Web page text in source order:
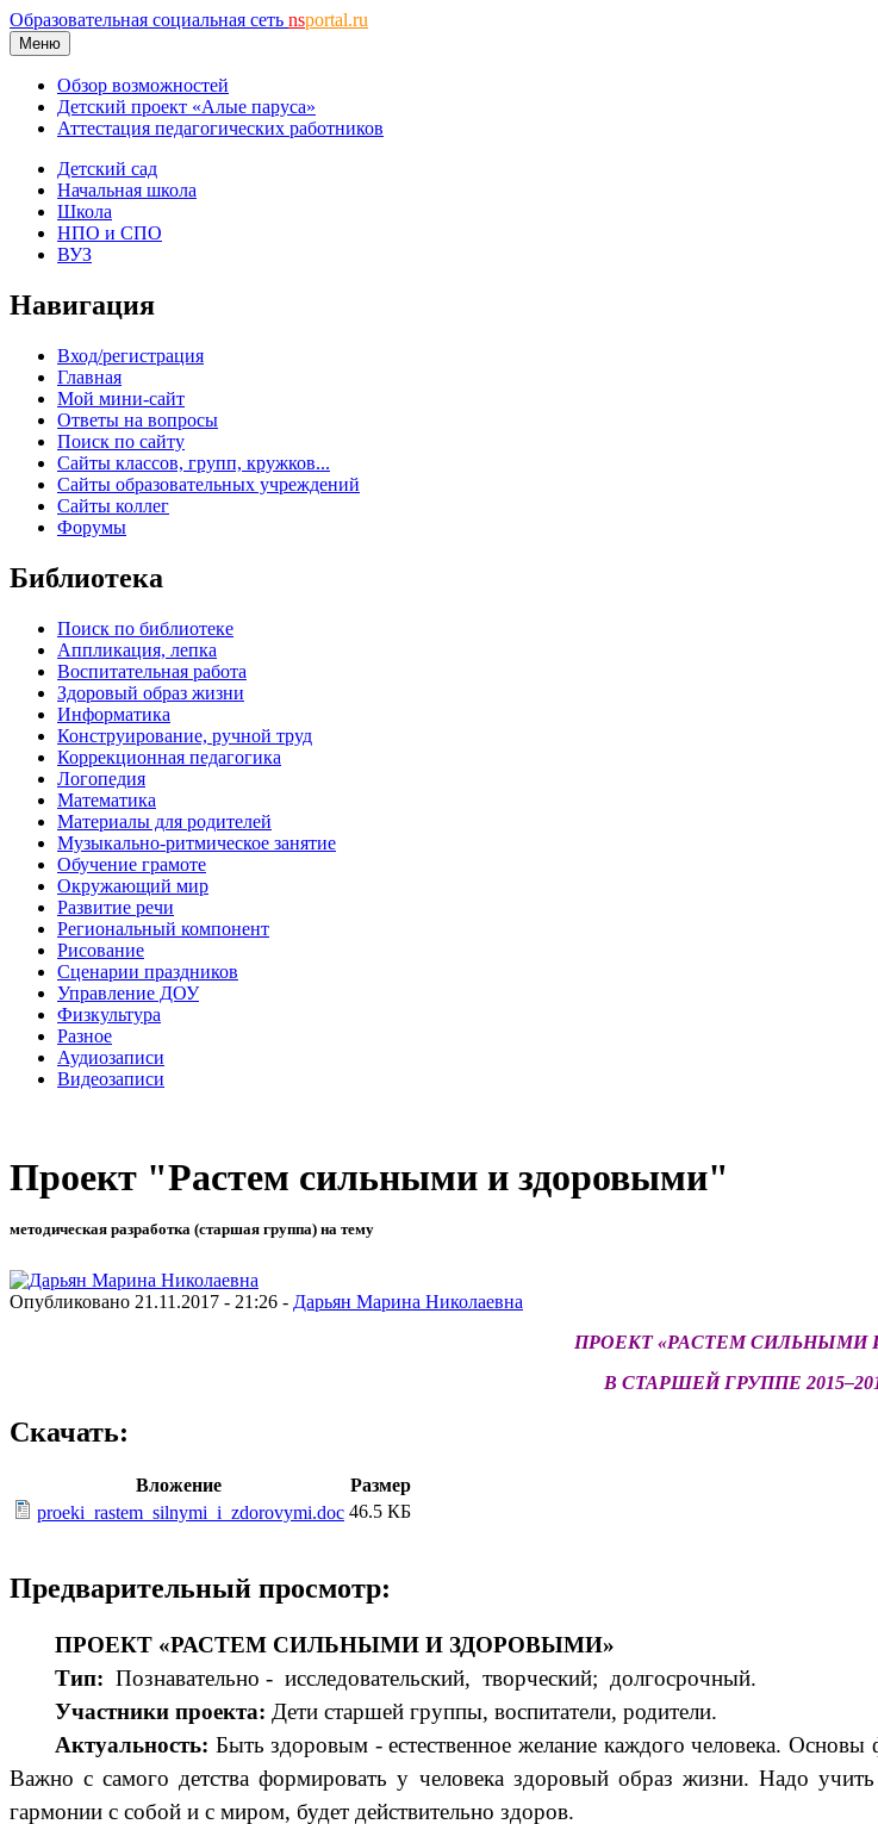
Образовательная социальная сеть nsportal.ru
Меню
Обзор возможностей
Детский проект «Алые паруса»
Аттестация педагогических работников
Детский сад
Начальная школа
Школа
НПО и СПО
ВУЗ
Навигация
Вход/регистрация
Главная
Мой мини-сайт
Ответы на вопросы
Поиск по сайту
Сайты классов, групп, кружков...
Сайты образовательных учреждений
Сайты коллег
Форумы
Библиотека
Поиск по библиотеке
Аппликация, лепка
Воспитательная работа
Здоровый образ жизни
Информатика
Конструирование, ручной труд
Коррекционная педагогика
Логопедия
Математика
Материалы для родителей
Музыкально-ритмическое занятие
Обучение грамоте
Окружающий мир
Развитие речи
Региональный компонент
Рисование
Сценарии праздников
Управление ДОУ
Физкультура
Разное
Аудиозаписи
Видеозаписи
Проект "Растем сильными и здоровыми"
методическая разработка (старшая группа) на тему
Опубликовано 21.11.2017 - 21:26 - Дарьян Марина Николаевна
ПРОЕКТ «РАСТЕМ СИЛЬНЫМИ
В СТАРШЕЙ ГРУППЕ
Скачать:
Вложение
Размер
proeki_rastem_silnymi_i_zdorovymi.doc 46.5 КБ
Предварительный просмотр:
ПРОЕКТ «РАСТЕМ СИЛЬНЫМИ И ЗДОРОВЫМИ»
Тип: Познавательно - исследовательский, творческий; долгосрочный.
Участники проекта: Дети старшей группы, воспитатели, родители.
Актуальность: Быть здоровым - естественное желание каждого человека. Основы
Важно с самого детства формировать у человека здоровый образ жизни. Надо
гармонии с собой и с миром, будет действительно здоров.